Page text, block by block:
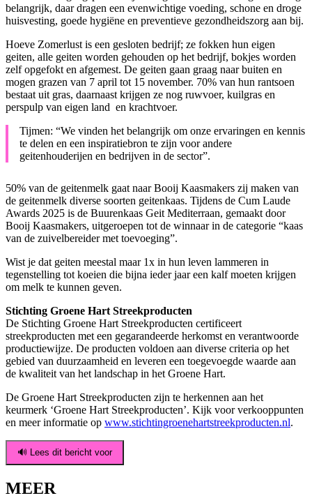
belangrijk, daar dragen een evenwichtige voeding, schone en droge
huisvesting, goede hygiëne en preventieve gezondheidszorg aan bij.
Hoeve Zomerlust is een gesloten bedrijf; ze fokken hun eigen
geiten, alle geiten worden gehouden op het bedrijf, bokjes worden
zelf opgefokt en afgemest. De geiten gaan graag naar buiten en
mogen grazen van 7 april tot 15 november. 70% van hun rantsoen
bestaat uit gras, daarnaast krijgen ze nog ruwvoer, kuilgras en
perspulp van eigen land en krachtvoer.
Tijmen: “We vinden het belangrijk om onze ervaringen en kennis
te delen en een inspiratiebron te zijn voor andere
geitenhouderijen en bedrijven in de sector”.
50% van de geitenmelk gaat naar Booij Kaasmakers zij maken van
de geitenmelk diverse soorten geitenkaas. Tijdens de Cum Laude
Awards 2025 is de Buurenkaas Geit Mediterraan, gemaakt door
Booij Kaasmakers, uitgeroepen tot de winnaar in de categorie “kaas
van de zuivelbereider met toevoeging”.
Wist je dat geiten meestal maar 1x in hun leven lammeren in
tegenstelling tot koeien die bijna ieder jaar een kalf moeten krijgen
om melk te kunnen geven.
Stichting Groene Hart Streekproducten
De Stichting Groene Hart Streekproducten certificeert
streekproducten met een gegarandeerde herkomst en verantwoorde
productiewijze. De producten voldoen aan diverse criteria op het
gebied van duurzaamheid en leveren een toegevoegde waarde aan
de kwaliteit van het landschap in het Groene Hart.
De Groene Hart Streekproducten zijn te herkennen aan het
keurmerk ‘Groene Hart Streekproducten’. Kijk voor verkooppunten
en meer informatie op www.stichtingroenehartstreekproducten.nl.
🔊 Lees dit bericht voor
MEER